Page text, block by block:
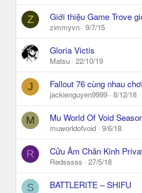
Z Giới thiệu Game Trove
zimmyvn 9/7/15
Gloria Victis
Matsu 22/10/19
J Fallout 76 cùng nhau
jackienguyen9999 8/12/18
M Mu World Of Void
muworldofvoid 9/6/18
R Cửu Âm Chân Kinh
Redsssss 27/5/18
S BATTLERITE – SHIFU